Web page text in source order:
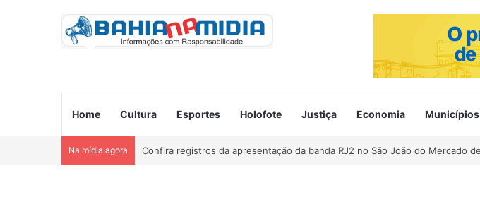
Home Cultura Esportes Holofote Justiça Economia Municípios
Na mídia agora Ocorre neste domingo o São João da Bahia no Mercado de Paripe